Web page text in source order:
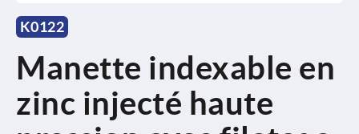
K0122
Manette indexable en
zinc injecté haute